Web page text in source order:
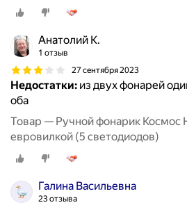
Анатолий К.
1 отзыв
27 сентября 2023
Недостатки: из двух фонарей
оба
Товар — Ручной фонарик Космос
евровилкой (5 светодиодов)
Галина Васильевна
23 отзыва